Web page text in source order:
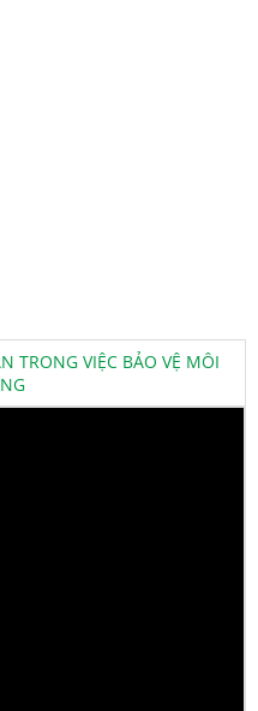
TRONG VIỆC BẢO VỆ MÔI